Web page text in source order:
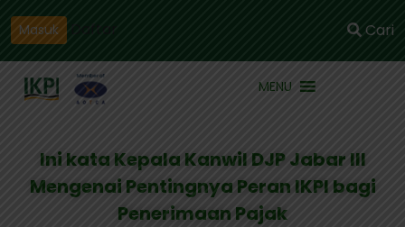
Masuk Cari
MENU
Ini kata Kepala Kanwil DJP Jabar III
Mengenai Pentingnya Peran IKPI bagi
Penerimaan Pajak